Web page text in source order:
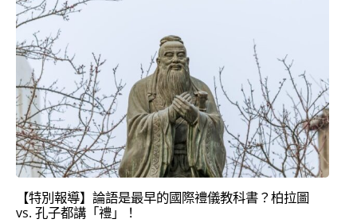
【特別報導】論語是最早的國際禮儀教科書？柏拉圖
vs. 孔子都講「禮」！